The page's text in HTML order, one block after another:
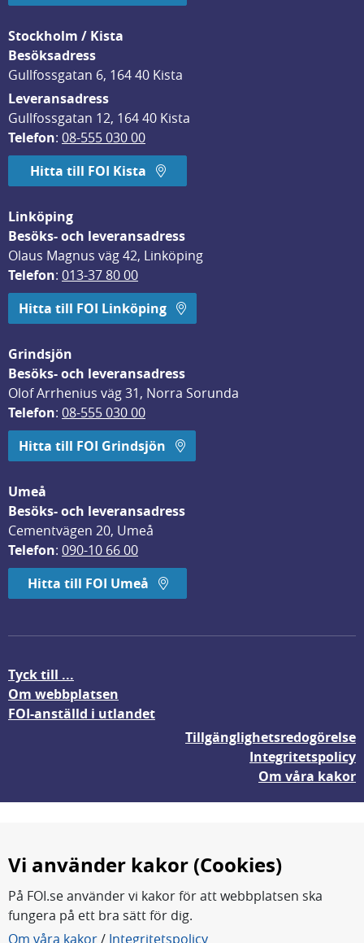
Stockholm / Kista
Besöksadress
Gullfossgatan 6, 164 40 Kista
Leveransadress
Gullfossgatan 12, 164 40 Kista
Telefon: 08-555 030 00
Hitta till FOI Kista
Linköping
Besöks- och leveransadress
Olaus Magnus väg 42, Linköping
Telefon: 013-37 80 00
Hitta till FOI Linköping
Grindsjön
Besöks- och leveransadress
Olof Arrhenius väg 31, Norra Sorunda
Telefon: 08-555 030 00
Hitta till FOI Grindsjön
Umeå
Besöks- och leveransadress
Cementvägen 20, Umeå
Telefon: 090-10 66 00
Hitta till FOI Umeå
Tyck till ...
Om webbplatsen
FOI-anställd i utlandet
Tillgänglighetsredogörelse
Integritetspolicy
Om våra kakor
FOI forskar för en säkrare värld.
Vi använder kakor (Cookies)
På FOI.se använder vi kakor för att webbplatsen ska
fungera på ett bra sätt för dig.
Om våra kakor/ Integritetspolicy